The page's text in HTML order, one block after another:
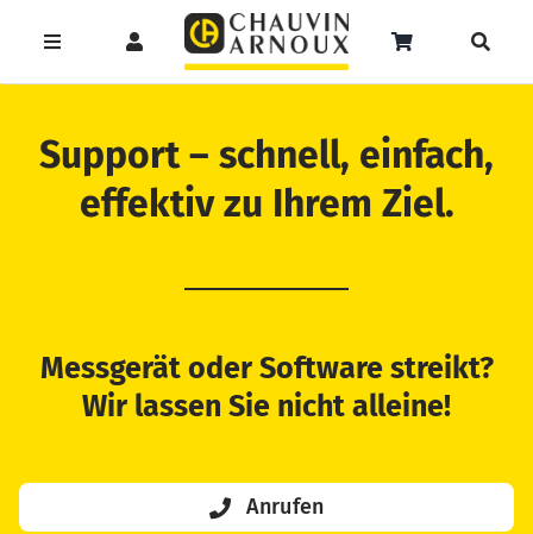
InhaltToggle
Support
Katalog
Toggle
Navigation
Toggle
Support – schnell, einfach,
effektiv zu Ihrem Ziel.
Messgerät oder Software streikt?
Wir lassen Sie nicht alleine!
Anrufen